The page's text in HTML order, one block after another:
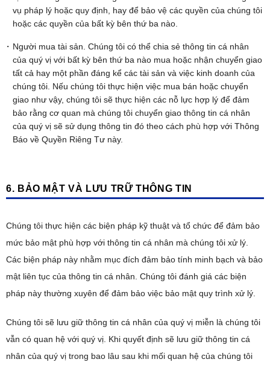
vụ pháp lý hoặc quy định, hay để bảo vệ các quyền của chúng tôi
hoặc các quyền của bất kỳ bên thứ ba nào.
Người mua tài sản. Chúng tôi có thể chia sẻ thông tin cá nhân
của quý vị với bất kỳ bên thứ ba nào mua hoặc nhận chuyển giao
tất cả hay một phần đáng kể các tài sản và việc kinh doanh của
chúng tôi. Nếu chúng tôi thực hiện việc mua bán hoặc chuyển
giao như vậy, chúng tôi sẽ thực hiện các nỗ lực hợp lý để đảm
bảo rằng cơ quan mà chúng tôi chuyển giao thông tin cá nhân
của quý vị sẽ sử dụng thông tin đó theo cách phù hợp với Thông
Báo về Quyền Riêng Tư này.
6. BẢO MẬT VÀ LƯU TRỮ THÔNG TIN
Chúng tôi thực hiện các biện pháp kỹ thuật và tổ chức để đảm bảo
mức bảo mật phù hợp với thông tin cá nhân mà chúng tôi xử lý.
Các biện pháp này nhằm mục đích đảm bảo tính minh bạch và bảo
mật liên tục của thông tin cá nhân. Chúng tôi đánh giá các biện
pháp này thường xuyên để đảm bảo việc bảo mật quy trình xử lý.
Chúng tôi sẽ lưu giữ thông tin cá nhân của quý vị miễn là chúng tôi
vẫn có quan hệ với quý vị. Khi quyết định sẽ lưu giữ thông tin cá
nhân của quý vị trong bao lâu sau khi mối quan hệ của chúng tôi